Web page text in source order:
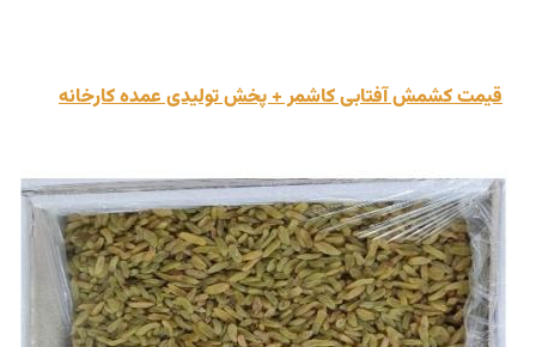
قیمت کشمش آفتابی کاشمر + پخش تولیدی عمده کارخانه